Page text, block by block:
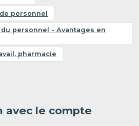
personnel
personnel - Avantages en
pharmacie
avec le compte